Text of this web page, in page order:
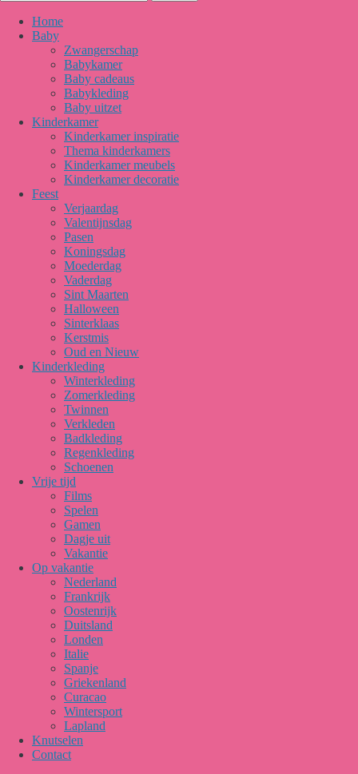
Home
Baby
Zwangerschap
Babykamer
Baby cadeaus
Babykleding
Baby uitzet
Kinderkamer
Kinderkamer inspiratie
Thema kinderkamers
Kinderkamer meubels
Kinderkamer decoratie
Feest
Verjaardag
Valentijnsdag
Pasen
Koningsdag
Moederdag
Vaderdag
Sint Maarten
Halloween
Sinterklaas
Kerstmis
Oud en Nieuw
Kinderkleding
Winterkleding
Zomerkleding
Twinnen
Verkleden
Badkleding
Regenkleding
Schoenen
Vrije tijd
Films
Spelen
Gamen
Dagje uit
Vakantie
Op vakantie
Nederland
Frankrijk
Oostenrijk
Duitsland
Londen
Italie
Spanje
Griekenland
Curacao
Wintersport
Lapland
Knutselen
Contact